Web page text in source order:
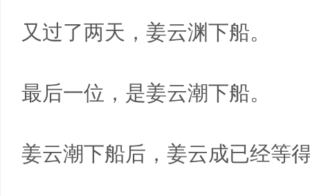
又过了两天，姜云渊下船。
最后一位，是姜云潮下船。
姜云潮下船后，姜云成已经等